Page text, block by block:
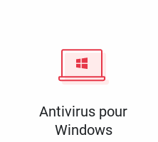
Antivirus pour
Windows